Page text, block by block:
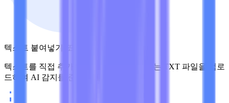
텍스트 붙여넣기 또는 파일 업로드
텍스트를 직접 추가하거나 PDF, DOCX 또는 TXT 파일을 업로
드하여 AI 감지를 준비하세요.